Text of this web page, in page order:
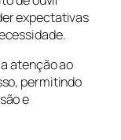
expectativas
atenção ao
permitindo
e